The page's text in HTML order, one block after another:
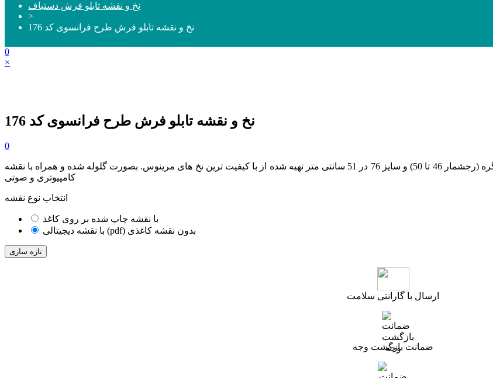
نخ و نقشه تابلو فرش دستباف
>
نخ و نقشه تابلو فرش طرح فرانسوی کد 176
0
×
نخ و نقشه تابلو فرش طرح فرانسوی کد 176
0
(رجشمار 46 تا 50 )
و سایز 76 در 51 سانتی متر تهیه شده از با کیفیت ترین نخ های مرینوس. بصورت گلوله شده و همراه با نقشه
کامپیوتری و صوتی
انتخاب نوع نقشه
با نقشه چاپ شده بر روی کاغذ
با نقشه دیجیتالی (pdf) بدون نقشه کاغذی
ارسال با گارانتی سلامت
ضمانت بازگشت وجه